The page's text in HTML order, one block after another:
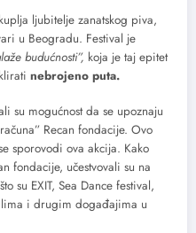
ljubitelje zanatskog piva,
u Beogradu. Festival je
budućnosti”, koja je taj epitet
nebrojeno puta.
su mogućnost da se upoznaju
Recan fondacije. Ovo
sporovodi ova akcija. Kako
fondacije, učestvovali su na
su EXIT, Sea Dance festival,
i drugim događajima u